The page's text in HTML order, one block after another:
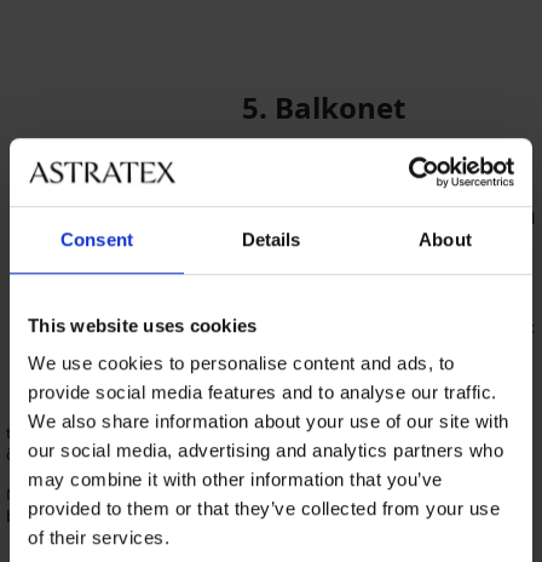
Consent Details About
This website uses cookies
We use cookies to personalise content and ads, to
provide social media features and to analyse our traffic.
We also share information about your use of our site with
our social media, advertising and analytics partners who
may combine it with other information that you’ve
provided to them or that they’ve collected from your use
of their services.
5. Balkonet
(včasih poimenovan tudi half
cup) je modrček s posebnim krojem
košaric – te so pri tem modrčku rezane
niže in v zgornjem delu ravne. Srednji del
med prsmi je večji, balkonet ima večjo
notranji strani obsega tudi silikonski trak
Ta kroj modrčka podpira oprsje od
spodaj s smeri navzgor (pogosto ima
tudi vložke), poudarja predvsem zgornjo linijo prsi in tako ustvarja
čudovito poln dekolte.
Nasvet: Kako ločiti balkonet od običajnega modrčka – zgornji del košarice
bi moral pri balkonetu tako rekoč tekoče prehajati v obseg modrčka.